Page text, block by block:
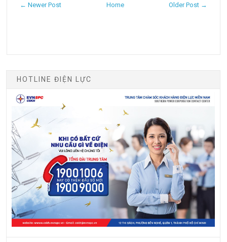
← Newer Post Older Post →
Home
HOTLINE ĐIỆN LỰC